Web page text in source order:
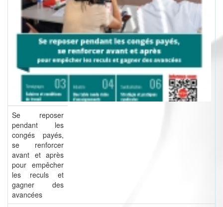
Se reposer
pendant les
congés payés,
se renforcer
avant et après
pour empêcher
les reculs et
gagner des
avancées